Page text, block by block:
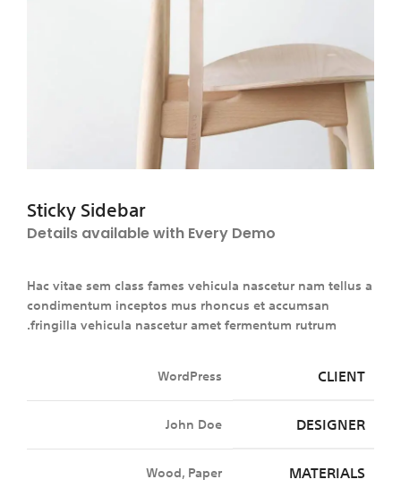
Sticky Sidebar
Details available with Every Demo
Hac vitae sem class fames vehicula nascetur nam tellus a
condimentum inceptos mus rhoncus et accumsan
fringilla vehicula nascetur amet fermentum rutrum.
CLIENT
WordPress
DESIGNER
John Doe
MATERIALS
Wood, Paper